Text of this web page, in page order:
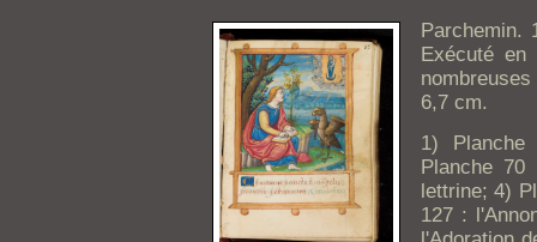
Parchemin.
Exécuté en
6,7 cm.
1)
Planche
lettrine; 4)
127 :